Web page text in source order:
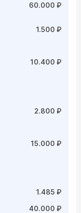
60.000 ₽
1.500 ₽
10.400 ₽
2.800 ₽
15.000 ₽
1.485 ₽
40.000 ₽